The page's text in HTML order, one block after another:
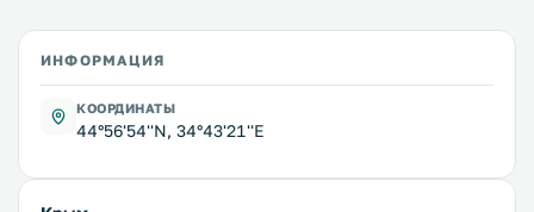
ИНФОРМАЦИЯ
КООРДИНАТЫ
44°56'54''N, 34°43'21''E